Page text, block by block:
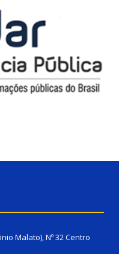
Malato), Nº 32 Centro